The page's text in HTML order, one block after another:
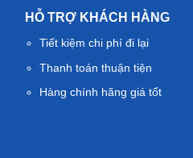
HỖ TRỢ KHÁCH HÀNG
Tiết kiệm chi phí đi lại
Thanh toán thuận tiện
Hàng chính hãng giá tốt